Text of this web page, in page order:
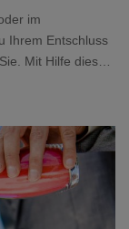
im
Ihrem Entschluss
Mit Hilfe dieser
Gelingen
will
voller Vorfreude